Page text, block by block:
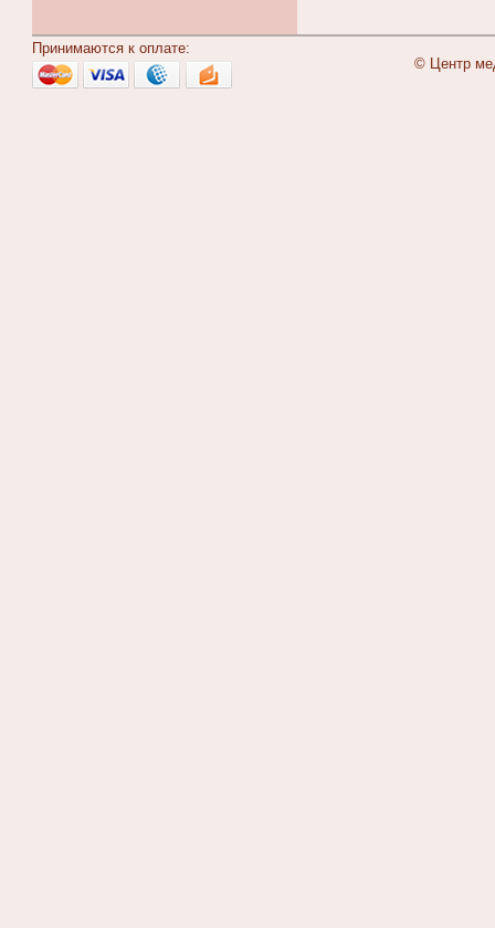
Принимаются к оплате:
© Центр